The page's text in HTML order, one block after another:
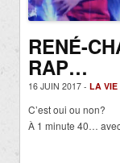
RENÉ-
RAP…
16 JUIN 2017 - LA VIE
C’est oui ou non?
À 1 minute 40…